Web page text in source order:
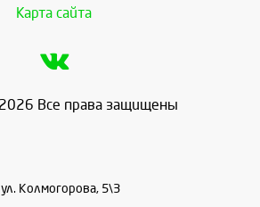
Карта сайта
Все права защищены
ул. Колмогорова, 5\3